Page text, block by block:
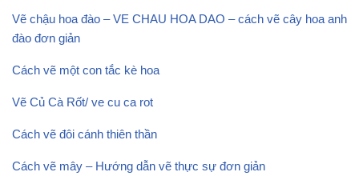
Vẽ chậu hoa đào – VE CHAU HOA DAO – cách vẽ cây hoa anh
đào đơn giản
Cách vẽ một con tắc kè hoa
Vẽ Củ Cà Rốt/ ve cu ca rot
Cách vẽ đôi cánh thiên thần
Cách vẽ mây – Hướng dẫn vẽ thực sự đơn giản